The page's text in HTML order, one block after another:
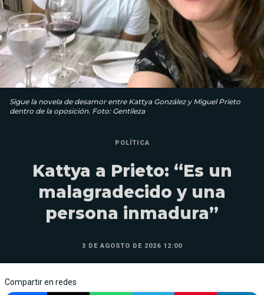
Sigue la novela de desamor entre Kattya González y Miguel Prieto
dentro de la oposición. Foto: Gentileza
POLÍTICA
Kattya a Prieto: “Es un
malagradecido y una
persona inmadura”
3 DE AGOSTO DE 2026 12:00
Compartir en redes